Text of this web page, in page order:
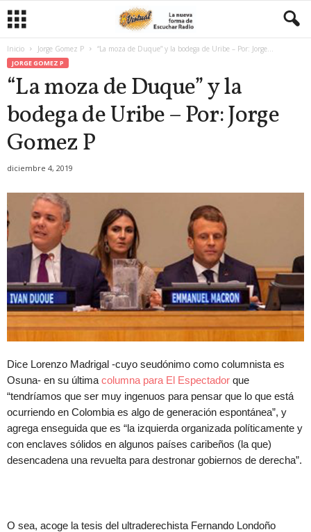
Inicio Jorge Gomez P “La moza de Duque” y la bodega de Uribe – Por: Jorge...
JORGE GOMEZ P
“La moza de Duque” y la
bodega de Uribe – Por: Jorge
Gomez P
diciembre 4, 2019
Dice Lorenzo Madrigal -cuyo seudónimo como columnista es
Osuna- en su última columna para El Espectador que
“tendríamos que ser muy ingenuos para pensar que lo que está
ocurriendo en Colombia es algo de generación espontánea”, y
agrega enseguida que es “la izquierda organizada políticamente y
con enclaves sólidos en algunos países caribeños (la que)
desencadena una revuelta para destronar gobiernos de derecha”.
O sea, acoge la tesis del ultraderechista Fernando Londoño